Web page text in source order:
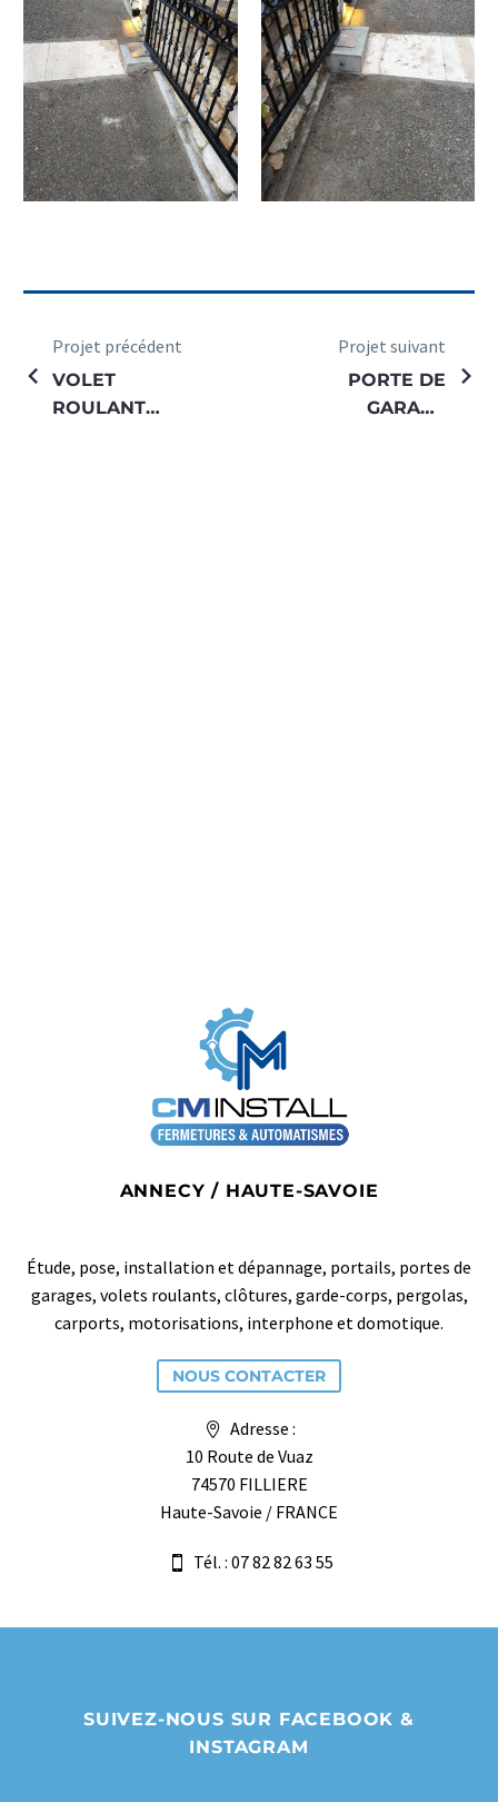
Projet précédent
VOLET
ROULANT
Projet suivant
PORTE DE
GARAGE
ANNECY / HAUTE-SAVOIE
Étude, pose, installation et dépannage, portails, portes de
garages, volets roulants, clôtures, garde-corps, pergolas,
carports, motorisations, interphone et domotique.
NOUS CONTACTER
Adresse :
10 Route de Vuaz
74570 FILLIERE
Haute-Savoie / FRANCE
Tél. : 07 82 82 63 55
SUIVEZ-NOUS SUR FACEBOOK &
INSTAGRAM